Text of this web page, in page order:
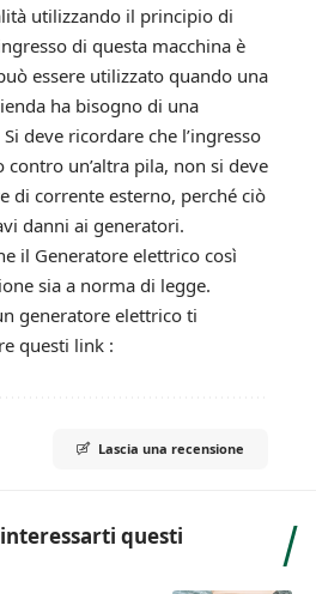
utilizzando il principio di
di questa macchina è
essere utilizzato quando una
ha bisogno di una
deve ricordare che l’ingresso
contro un’altra pila, non si deve
di corrente esterno, perché ciò
danni ai generatori.
il Generatore elettrico così
sia a norma di legge.
generatore elettrico ti
questi link :
Lascia una recensione
questi